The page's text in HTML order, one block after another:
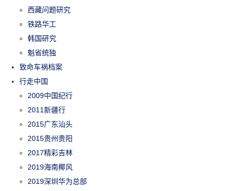
西藏问题研究
铁路华工
韩国研究
魁省统独
致命车祸档案
行走中国
2009中国纪行
2011新疆行
2015广东汕头
2015贵州贵阳
2017精彩吉林
2019海南椰风
2019深圳华为总部